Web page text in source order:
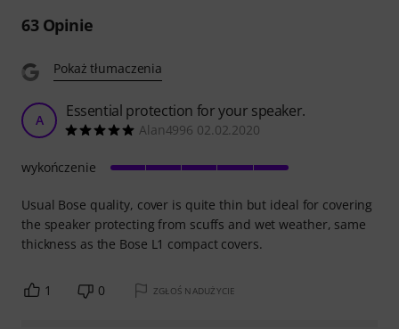
63Opinie
Pokaż tłumaczenia
A Essential protection for your speaker.
Alan4996 02.02.2020
Usual Bose quality, cover is quite thin but ideal for covering
the speaker protecting from scuffs and wet weather, same
thickness as the Bose L1 compact covers.
wykończenie
1 0 ZGŁOŚ NADUŻYCIE